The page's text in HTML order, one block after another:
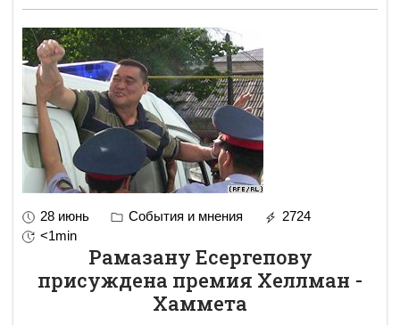
28 июнь События и мнения
2724
<1min
Рамазану Есергепову
присуждена премия Хеллман -
Хаммета